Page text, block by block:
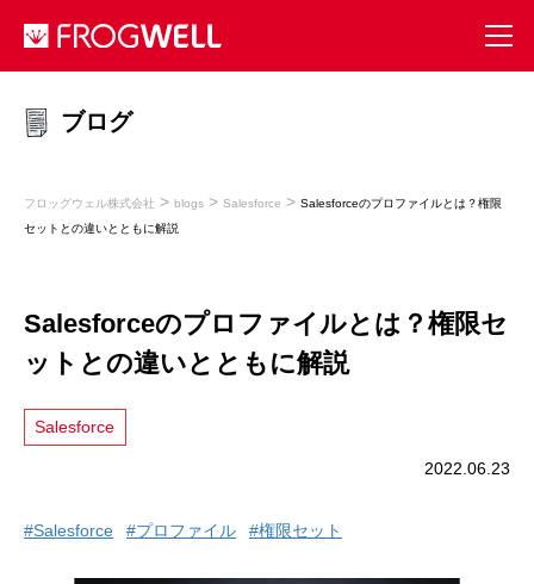
ブログ
フロッグウェル株式会社 > blogs > Salesforce > Salesforceのプロファイルとは？権限
セットとの違いとともに解説
Salesforceのプロファイルとは？権限セ
ットとの違いとともに解説
Salesforce
2022.06.23
#Salesforce #プロファイル #権限セット